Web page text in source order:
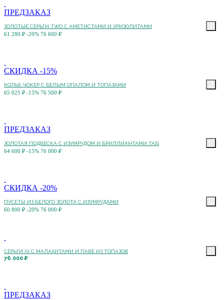
ПРЕДЗАКАЗ
ЗОЛОТЫЕ СЕРЬГИ TWO С АМЕТИСТАМИ И ХРИЗОЛИТАМИ
61 280 ₽ -20% 76 600 ₽
СКИДКА -15%
КОЛЬЕ-ЧОКЕР С БЕЛЫМ ОПАЛОМ И ТОПАЗАМИ
65 025 ₽ -15% 76 500 ₽
ПРЕДЗАКАЗ
ЗОЛОТАЯ ПОДВЕСКА С ИЗУМРУДОМ И БРИЛЛИАНТАМИ TAIS
64 600 ₽ -15% 76 000 ₽
СКИДКА -20%
ПУСЕТЫ ИЗ БЕЛОГО ЗОЛОТА С ИЗУМРУДАМИ
60 800 ₽ -20% 76 000 ₽
СЕРЬГИ AI С МАЛАХИТАМИ И ПАВЕ ИЗ ТОПАЗОВ
76 000 ₽
ПРЕДЗАКАЗ